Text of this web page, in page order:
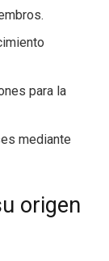
para la
mediante
origen